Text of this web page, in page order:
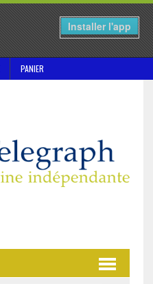
Installer l'app
PANIER